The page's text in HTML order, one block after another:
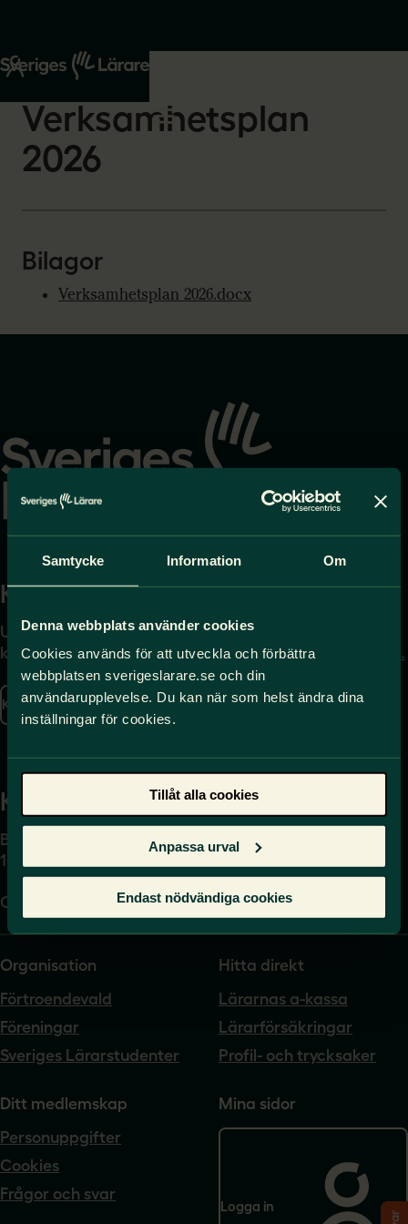
Samtycke Information Om
Denna webbplats använder cookies
Cookies används för att utveckla och förbättra
webbplatsen sverigeslarare.se och din
användarupplevelse. Du kan när som helst ändra dina
inställningar för cookies.
Tillåt alla cookies
Anpassa urval
Endast nödvändiga cookies
Start
Om oss
2026-02-22
Verksamhetsplan
2026
Bilagor
Verksamhetsplan 2026.docx
startsidan
Kontakta
Uppgifter om hur du
kontaktar oss finns här.
Kontakta oss
Press
Journalist – du når oss
på press@sverigeslarare.
se
Kansli
Box 17061
104 62 Stockholm
Org.nr. 802540-5542
Organisation
Förtroendevald
Föreningar
Sveriges Lärarstudenter
Hitta direkt
Lärarnas a-kassa
Lärarförsäkringar
Profil- och trycksaker
Ditt medlemskap
Personuppgifter
Cookies
Frågor och svar
Mina sidor
Logga in